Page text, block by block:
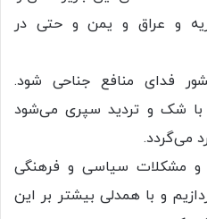
و عراق و یمن و حتی در
فدای منافع جناحی شود.
با شک و تردید سپری می‌شود
می‌گردد.
و مشکلات سیاسی و فرهنگی
و با همدلی بیشتر بر این